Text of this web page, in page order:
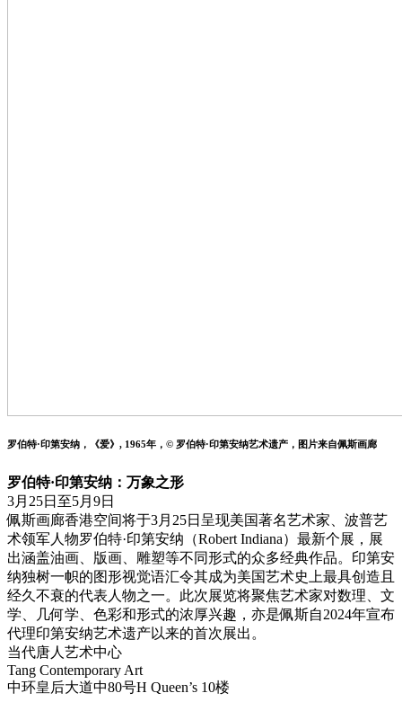
罗伯特·印第安纳，《爱》, 1965年，© 罗伯特·印第安纳艺术遗产，图⽚来自佩斯画廊
罗伯特·印第安纳：万象之形
3月25日至5月9日
佩斯画廊香港空间将于3月25日呈现美国著名艺术家、波普艺
术领军人物罗伯特·印第安纳（Robert Indiana）最新个展，展
出涵盖油画、版画、雕塑等不同形式的众多经典作品。印第安
纳独树一帜的图形视觉语汇令其成为美国艺术史上最具创造且
经久不衰的代表人物之一。此次展览将聚焦艺术家对数理、文
学、几何学、色彩和形式的浓厚兴趣，亦是佩斯自2024年宣布
代理印第安纳艺术遗产以来的首次展出。
当代唐人艺术中心
Tang Contemporary Art
中环皇后大道中80号H Queen’s 10楼